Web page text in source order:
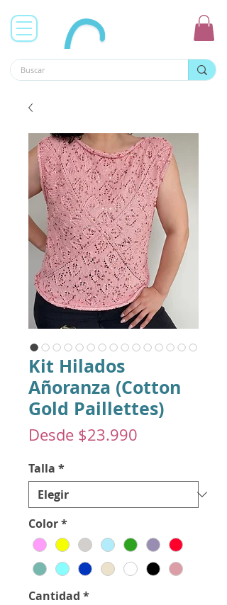
Kit Hilados
Añoranza (Cotton
Gold Paillettes)
Desde $23.990
Talla *
Color*
Cantidad *